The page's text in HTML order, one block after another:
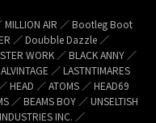
MILLION AIR ／ Bootleg Boot
／ Doubble Dazzle ／
WORK ／ BLACK ANNY ／
／ LASTNTIMARES
HEAD ／ ATOMS ／ HEAD69
／ BEAMS BOY ／ UNSELTISH
INC. ／